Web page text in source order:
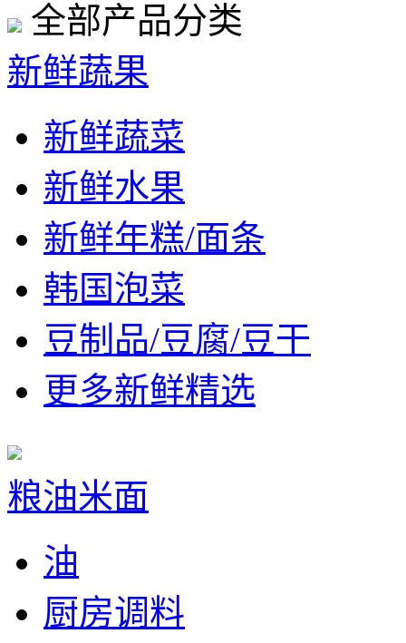
全部产品分类
新鲜蔬果
新鲜蔬菜
新鲜水果
新鲜年糕/面条
韩国泡菜
豆制品/豆腐/豆干
更多新鲜精选
粮油米面
油
厨房调料